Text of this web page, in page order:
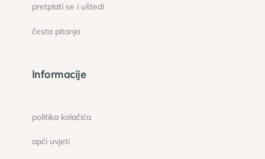
pretplati se i uštedi
česta pitanja
Informacije
politika kolačića
opći uvjeti